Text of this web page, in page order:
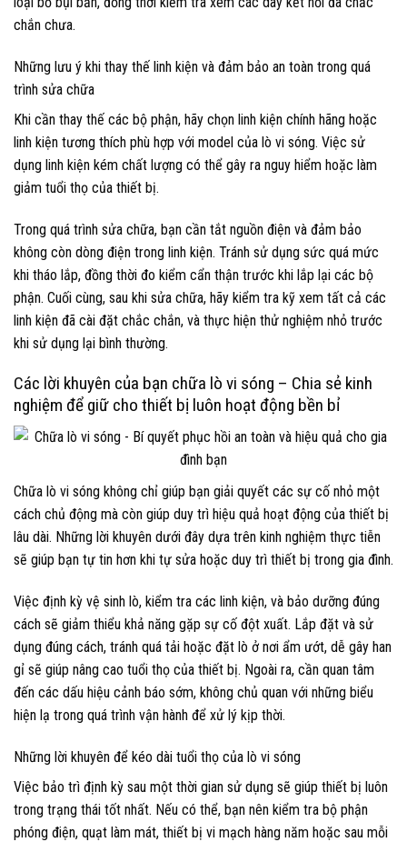
chắn chưa.
Những lưu ý khi thay thế linh kiện và đảm bảo an toàn trong quá
trình sửa chữa
Khi cần thay thế các bộ phận, hãy chọn linh kiện chính hãng hoặc
linh kiện tương thích phù hợp với model của lò vi sóng. Việc sử
dụng linh kiện kém chất lượng có thể gây ra nguy hiểm hoặc làm
giảm tuổi thọ của thiết bị.
Trong quá trình sửa chữa, bạn cần tắt nguồn điện và đảm bảo
không còn dòng điện trong linh kiện. Tránh sử dụng sức quá mức
khi tháo lắp, đồng thời đo kiểm cẩn thận trước khi lắp lại các bộ
phận. Cuối cùng, sau khi sửa chữa, hãy kiểm tra kỹ xem tất cả các
linh kiện đã cài đặt chắc chắn, và thực hiện thử nghiệm nhỏ trước
khi sử dụng lại bình thường.
Các lời khuyên của bạn chữa lò vi sóng – Chia sẻ kinh
nghiệm để giữ cho thiết bị luôn hoạt động bền bỉ
Chữa lò vi sóng không chỉ giúp bạn giải quyết các sự cố nhỏ một
cách chủ động mà còn giúp duy trì hiệu quả hoạt động của thiết bị
lâu dài. Những lời khuyên dưới đây dựa trên kinh nghiệm thực tiễn
sẽ giúp bạn tự tin hơn khi tự sửa hoặc duy trì thiết bị trong gia đình.
Việc định kỳ vệ sinh lò, kiểm tra các linh kiện, và bảo dưỡng đúng
cách sẽ giảm thiểu khả năng gặp sự cố đột xuất. Lắp đặt và sử
dụng đúng cách, tránh quá tải hoặc đặt lò ở nơi ẩm ướt, dễ gây han
gỉ sẽ giúp nâng cao tuổi thọ của thiết bị. Ngoài ra, cần quan tâm
đến các dấu hiệu cảnh báo sớm, không chủ quan với những biểu
hiện lạ trong quá trình vận hành để xử lý kịp thời.
Những lời khuyên để kéo dài tuổi thọ của lò vi sóng
Việc bảo trì định kỳ sau một thời gian sử dụng sẽ giúp thiết bị luôn
trong trạng thái tốt nhất. Nếu có thể, bạn nên kiểm tra bộ phận
phóng điện, quạt làm mát, thiết bị vi mạch hàng năm hoặc sau mỗi